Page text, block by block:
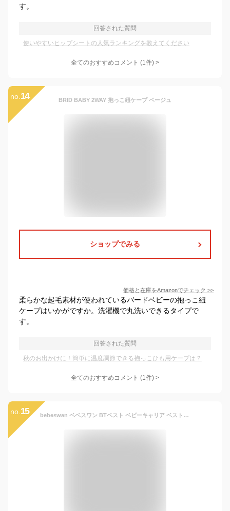
す。
回答された質問
使いやすいヒップシートの人気ランキングを教えてください
全てのおすすめコメント (1件) >
no. 14 BRID BABY 2WAY 抱っこ紐ケープ ベージュ
ショップでみる
価格と在庫をAmazonでチェック >>
柔らかな起毛素材が使われているバードベビーの抱っこ紐
ケープはいかがですか。洗濯機で丸洗いできるタイプで
す。
回答された質問
秋のお出かけに！簡単に温度調節できる抱っこひも用ケープは？
全てのおすすめコメント (1件) >
no. 15 bebeswan ベベスワン BTベスト ベビーキャリア ベスト型 簡単装着 肩腰ラク 通気 メッシュ 新生児〜おんぶまで 長く使える (シルバーグレー)